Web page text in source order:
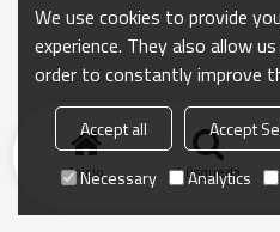
Inicio búsqueda
We use cookies to provide
experience. They also allow
order to constantly improve
Accept all Accept
Necessary
Analytics